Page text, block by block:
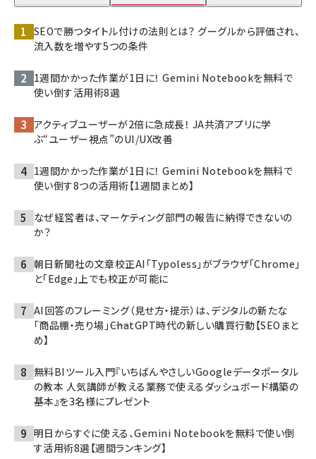
SEOで勝つタイトル付けの法則とは？ グーグルから評価され、
流入数を増やす5つの条件
1週間かかった作業が1日に！ Gemini Notebookを無料で
使い倒す活用術8選
アクティブユーザーが2倍に急成長！ JA共済アプリに学
ぶ“ユーザー視点”のUI/UX改善
1週間かかった作業が1日に！ Gemini Notebookを無料で
使い倒す8つの活用術【1週間まとめ】
なぜ経営者は、マーケティング部門の報告に納得できないの
か？
朝日新聞社の文章校正AI「Typoless」がブラウザ「Chrome」
と「Edge」上でも校正が可能に
AI回答のフレーミング（見せ方・提示）は、デジタルの新たな
「商品棚・売り場」――ChatGPT時代の新しい購買行動【SEOまと
め】
無料BIツール入門『いちばんやさしいGoogleデータポータル
の教本 人気講師が教える業務で使えるダッシュボード構築の
基本』を3名様にプレゼント
明日からすぐに使える、Gemini Notebookを無料で使い倒
す活用術8選【週間ランキング】